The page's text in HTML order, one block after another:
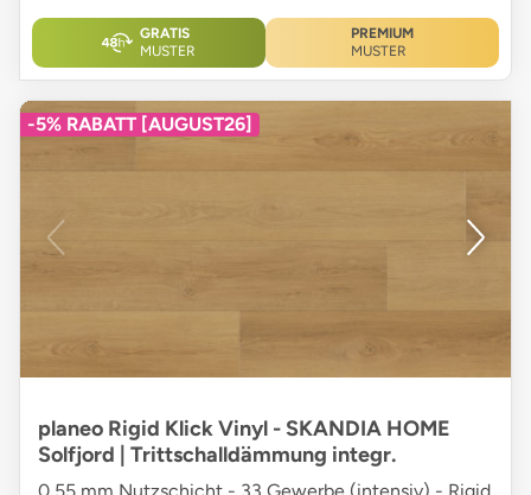
GRATIS
MUSTER
PREMIUM
MUSTER
-5% RABATT [AUGUST26]
planeo Rigid Klick Vinyl - SKANDIA HOME
Solfjord | Trittschalldämmung integr.